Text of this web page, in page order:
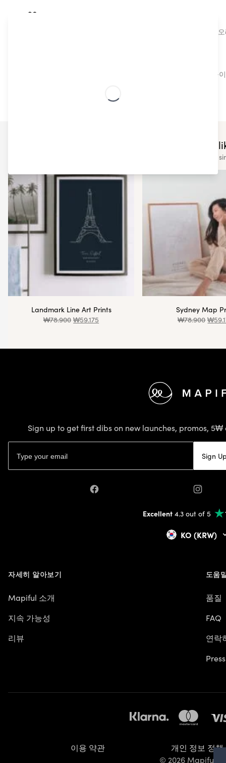
고품질의 주문 인쇄 방식의 개인 맞춤형 지도 포스터는
트렌디한 고품질 스칸디나비아 디자인은 전문가의 도움
You may also
Check out some of our other
Landmark Line Art Prints
₩78.900 ₩59.175
Sydney Map
₩78.900 ₩
Sign up to get first dibs on new launches, promos,
Sign
Facebook
Excellent 4.3 out of 5
KO (KRW)
자세히 알아보기
Mapiful 소개
지속 가능성
리뷰
도움
품질
FAQ
연락
Press
이용 약관
개인 정보 정책
© 2026 Mapiful